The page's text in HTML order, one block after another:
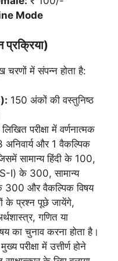
Mode
में संपन्न होता है:
150 अंकों की वस्तुनिष्ठ
परीक्षा में वर्णनात्मक
अनिवार्य और 1 वैकल्पिक
सामान्य हिंदी के 100,
I) के 300, सामान्य
और वैकल्पिक विषय
प्रश्न पूछे जायेंगे,
गणित या
का चुनाव करना होता है।
मुख्य परीक्षा में उत्तीर्ण होने